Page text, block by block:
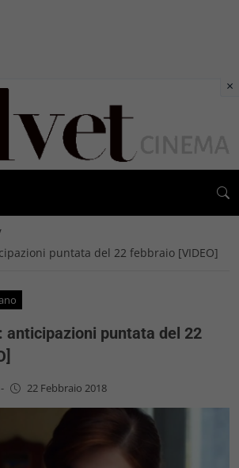
puntata del 22 febbraio [VIDEO]
anticipazioni puntata del 22
- 22 Febbraio 2018
×